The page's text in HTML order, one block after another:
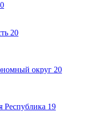
20
округ 20
Республика 19